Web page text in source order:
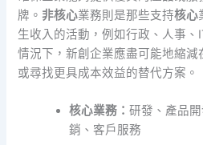
牌。 非核心業務則是那些支持核心
生收入的活動，例如行政、人事、
情況下，新創企業應盡可能地縮減
或尋找更具成本效益的替代方案。
核心業務：研發、產品
銷、客戶服務